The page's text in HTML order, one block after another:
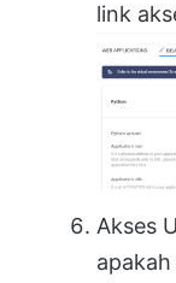
link
Akses